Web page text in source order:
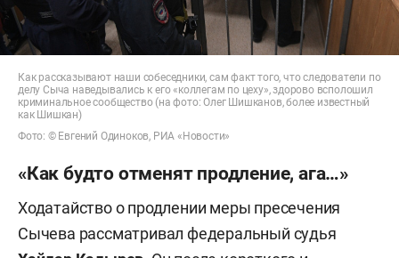
Как рассказывают наши собеседники, сам факт того, что следователи по
делу Сыча наведывались к его «коллегам по цеху», здорово всполошил
криминальное сообщество (на фото: Олег Шишканов, более известный
как Шишкан)
Фото: © Евгений Одиноков, РИА «Новости»
«Как будто отменят продление, ага…»
Ходатайство о продлении меры пресечения
Сычева рассматривал федеральный судья